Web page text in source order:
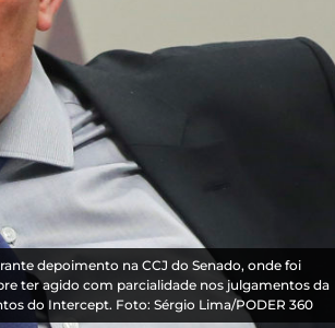
depoimento na CCJ do Senado, onde foi
ter agido com parcialidade nos julgamentos da
do Intercept. Foto: Sérgio Lima/PODER 360